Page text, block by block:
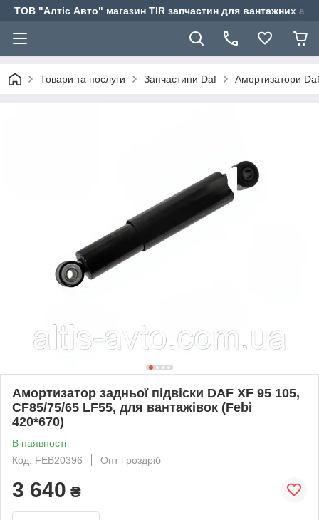
ТОВ "Алтіс Авто" магазин TIR запчастин для вантажних
Товари та послуги Запчастини Daf Амортизатори Daf
Амортизатор задньої підвіски DAF XF 95 105,
CF85/75/65 LF55, для вантажівок (Febi
420*670)
В наявності
Код: FEB20396
Опт і роздріб
3 640 ₴